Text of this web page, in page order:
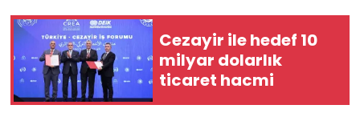
Cezayir ile hedef 10
milyar dolarlık
ticaret hacmi